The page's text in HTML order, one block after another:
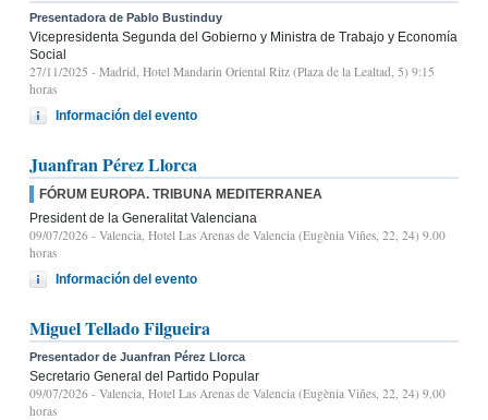
Presentadora de Pablo Bustinduy
Vicepresidenta Segunda del Gobierno y Ministra de Trabajo y Economía
Social
27/11/2025 - Madrid, Hotel Mandarin Oriental Ritz (Plaza de la Lealtad, 5) 9:15
horas
Información del evento
Juanfran Pérez Llorca
FÓRUM EUROPA. TRIBUNA MEDITERRANEA
President de la Generalitat Valenciana
09/07/2026 - Valencia, Hotel Las Arenas de Valencia (Eugènia Viñes, 22, 24) 9.00
horas
Información del evento
Miguel Tellado Filgueira
Presentador de Juanfran Pérez Llorca
Secretario General del Partido Popular
09/07/2026 - Valencia, Hotel Las Arenas de Valencia (Eugènia Viñes, 22, 24) 9.00
horas